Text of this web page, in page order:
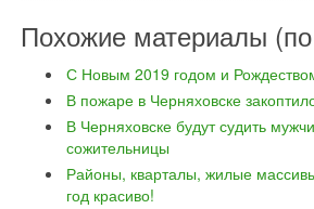
Похожие материалы (по
С Новым 2019 годом и
В пожаре в Черняховске
В Черняховске будут судить
сожительницы
Районы, кварталы, жилые
год красиво!